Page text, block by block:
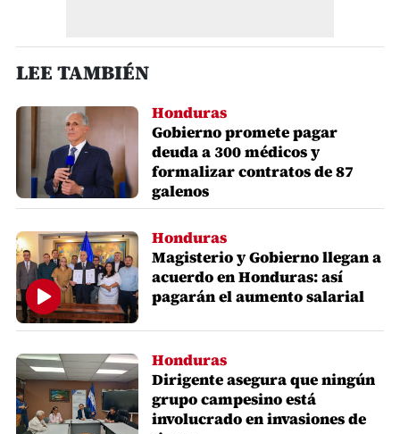
LEE TAMBIÉN
Honduras
Gobierno promete pagar
deuda a 300 médicos y
formalizar contratos de 87
galenos
Honduras
Magisterio y Gobierno llegan a
acuerdo en Honduras: así
pagarán el aumento salarial
Honduras
Dirigente asegura que ningún
grupo campesino está
involucrado en invasiones de